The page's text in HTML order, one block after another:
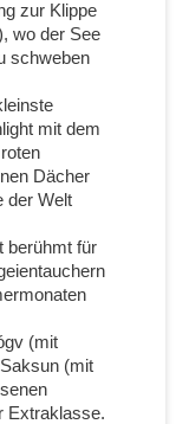
zur Klippe
wo der See
schweben
mit dem
Dächer
der Welt
berühmt für
(mit
(mit
Extraklasse.